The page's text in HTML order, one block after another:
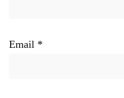
Email *